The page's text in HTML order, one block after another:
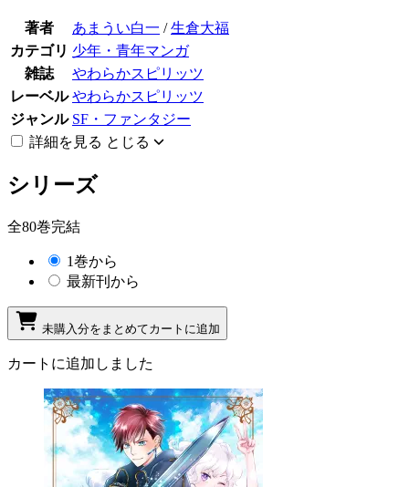
著者 あまうい白一 /生倉大福
カテゴリ 少年・青年マンガ
雑誌
やわらかスピリッツ
レーベル やわらかスピリッツ
ジャンル SF・ファンタジー
詳細を見る とじる
シリーズ
全80巻完結
1巻から
最新刊から
未購入分をまとめてカートに追加
カートに追加しました